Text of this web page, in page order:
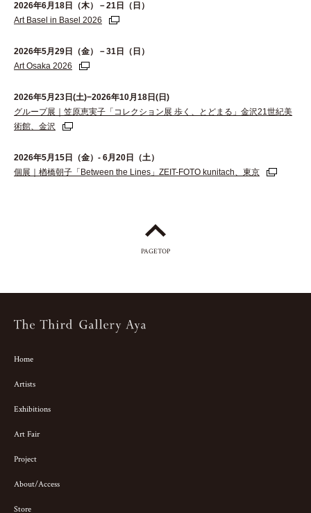
2026年6月18日（木）－21日（日）
Art Basel in Basel 2026
2026年5月29日（金）－31日（日）
Art Osaka 2026
2026年5月23日(土)−2026年10月18日(日)
グループ展｜笠原恵実子「コレクション展 歩く、とどまる」金沢21世紀美
術館、金沢
2026年5月15日（金）- 6月20日（土）
個展｜楢橋朝子「Between the Lines」ZEIT-FOTO kunitach、東京
PAGETOP
Home
Artists
Exhibitions
Art Fair
Project
About/Access
Store